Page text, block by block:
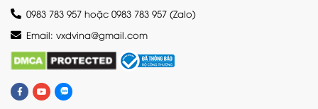
0983 783 957 hoặc 0983 783 957 (Zalo)
Email: vxdvina@gmail.com